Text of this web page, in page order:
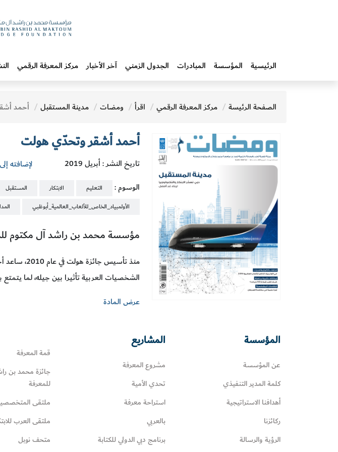
الرئيسية المؤسسة المبادرات‎ الجدول الزمني آخر الأخبار مركز المعرفة الرقمي
الصفحة الرئيسة مركز المعرفة الرقمي اقرأ ومضات مدينة المستقبل أحمد
أحمد أشقر وتحدّي هولت
تاريخ النشر : أبريل 2019
لإضافته
الوسوم :
التعليم الابتكار المستقبل
الأولمبياد_الخاص_للألعاب_العالمية_أبوظبي
مؤسسة محمد بن راشد آل مكتوم
الشخصيات العربية تأثيرا بين جيله، لما يتمتع
عرض المادة
المؤسسة
عن المؤسسة
كلمة المدير التنفيذي
أهدافنا الاستراتيجية
ركائزنا
الرؤية والرسالة
المشاريع
مشروع المعرفة
تحدي الأمية
استراحة معرفة
بالعربي
برنامج دبي الدولي للكتابة
قمة المعرفة
جائزة محمد بن
للمعرفة
ملتقى
ملتقى العرب
متحف نوبل